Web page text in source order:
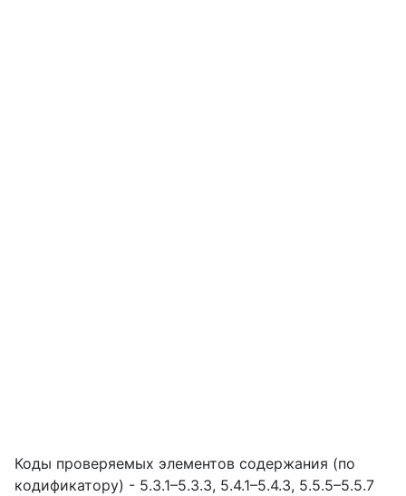
Коды проверяемых элементов содержания (по
кодификатору) - 5.3.1–5.3.3, 5.4.1–5.4.3, 5.5.5–5.5.7